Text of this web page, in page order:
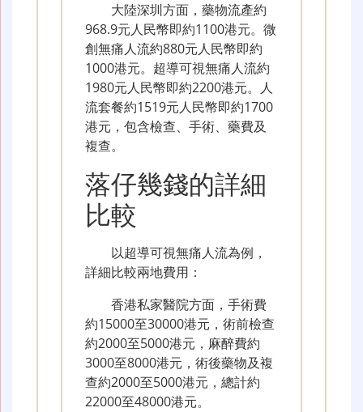
大陸深圳方面，藥物流產約
968.9元人民幣即約1100港元。微
創無痛人流約880元人民幣即約
1000港元。超導可視無痛人流約
1980元人民幣即約2200港元。人
流套餐約1519元人民幣即約1700
港元，包含檢查、手術、藥費及
複查。
落仔幾錢的詳細
比較
以超導可視無痛人流為例，
詳細比較兩地費用：
香港私家醫院方面，手術費
約15000至30000港元，術前檢查
約2000至5000港元，麻醉費約
3000至8000港元，術後藥物及複
查約2000至5000港元，總計約
22000至48000港元。